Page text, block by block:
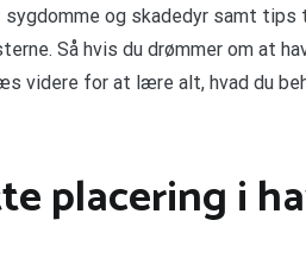
og skadedyr samt
Så hvis du drømmer om at
videre for at lære alt, hvad du
placering i